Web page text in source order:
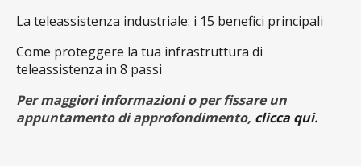
La teleassistenza industriale: i 15 benefici principali
Come proteggere la tua infrastruttura di
teleassistenza in 8 passi
Per maggiori informazioni o per fissare un
appuntamento di approfondimento, clicca qui.